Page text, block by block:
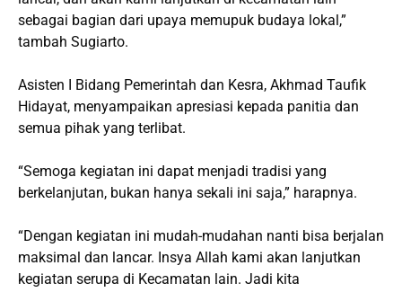
sebagai bagian dari upaya memupuk budaya lokal,”
tambah Sugiarto.
Asisten I Bidang Pemerintah dan Kesra, Akhmad Taufik
Hidayat, menyampaikan apresiasi kepada panitia dan
semua pihak yang terlibat.
“Semoga kegiatan ini dapat menjadi tradisi yang
berkelanjutan, bukan hanya sekali ini saja,” harapnya.
“Dengan kegiatan ini mudah-mudahan nanti bisa berjalan
maksimal dan lancar. Insya Allah kami akan lanjutkan
kegiatan serupa di Kecamatan lain. Jadi kita